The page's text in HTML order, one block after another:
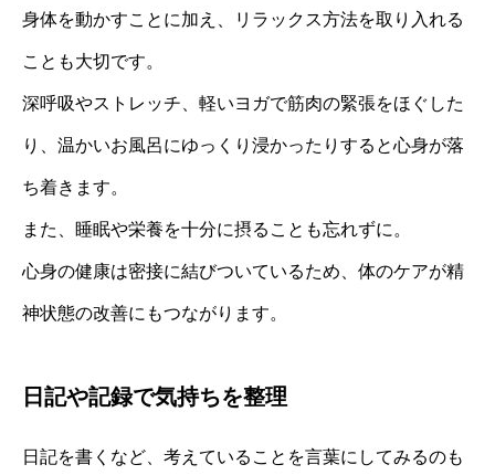
身体を動かすことに加え、リラックス方法を取り入れる
ことも大切です。
深呼吸やストレッチ、軽いヨガで筋肉の緊張をほぐした
り、温かいお風呂にゆっくり浸かったりすると心身が落
ち着きます。
また、睡眠や栄養を十分に摂ることも忘れずに。
心身の健康は密接に結びついているため、体のケアが精
神状態の改善にもつながります。
日記や記録で気持ちを整理
日記を書くなど、考えていることを言葉にしてみるのも